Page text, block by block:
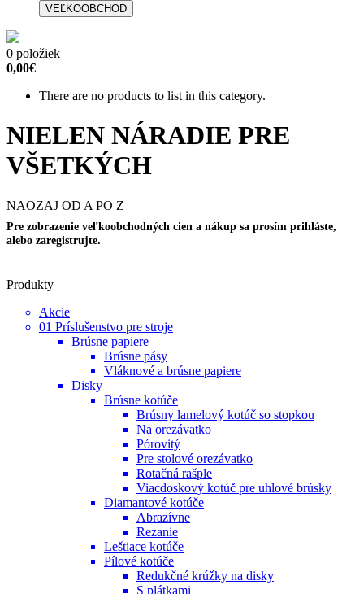
VEĽKOOBCHOD
0 položiek
0,00€
There are no products to list in this category.
NIELEN NÁRADIE PRE
VŠETKÝCH
NAOZAJ OD A PO Z
Pre zobrazenie veľkoobchodných cien a nákup sa prosím prihláste,
alebo zaregistrujte.
Produkty
Akcie
01 Príslušenstvo pre stroje
Brúsne papiere
Brúsne pásy
Vláknové a brúsne papiere
Disky
Brúsne kotúče
Brúsny lamelový kotúč so stopkou
Na orezávatko
Pórovitý
Pre stolové orezávatko
Rotačná rašple
Viacdoskový kotúč pre uhlové brúsky
Diamantové kotúče
Abrazívne
Rezanie
Leštiace kotúče
Pílové kotúče
Redukčné krúžky na disky
S plátkami